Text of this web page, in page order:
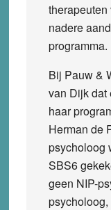
nadere
programma.
Bij Pauw &
van Dijk dat
haar
Herman de
psycholoog
SBS6
geen NIP-